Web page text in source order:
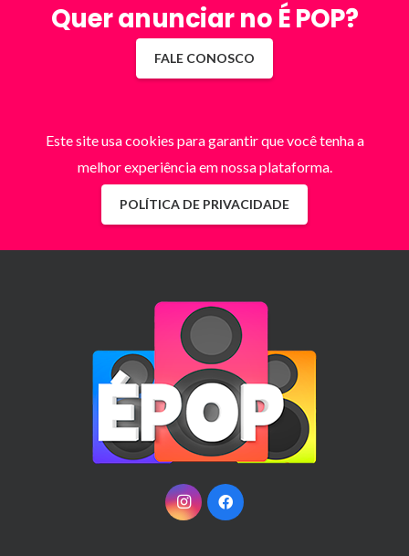
Quer anunciar no É POP?
FALE CONOSCO
Este site usa cookies para garantir que você tenha a
melhor experiência em nossa plataforma.
POLÍTICA DE PRIVACIDADE